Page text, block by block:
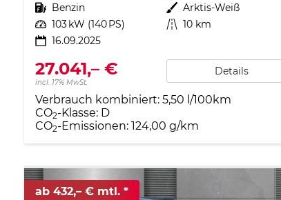
Kraftstoff Benzin Außenfarbe Arktis-Weiß
Leistung 103 kW (140 PS) Kilometerstand 10 km
16.09.2025
27.041,– €
incl. 17% MwSt.
Details
Verbrauch kombiniert: 5,50 l/100km
CO2-Klasse: D
CO2-Emissionen: 124,00 g/km
ab 432,– € mtl.